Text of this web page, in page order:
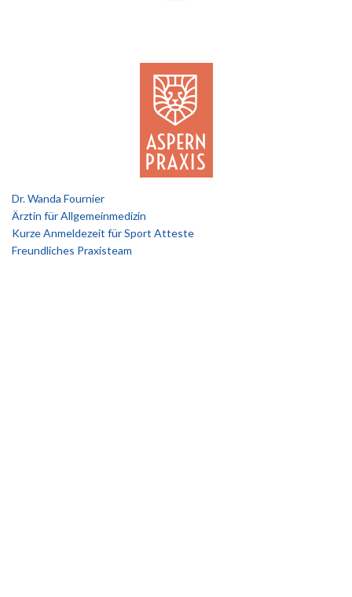
Dr. Wanda Fournier
Ärztin für Allgemeinmedizin
Kurze Anmeldezeit für Sport Atteste
Freundliches Praxisteam